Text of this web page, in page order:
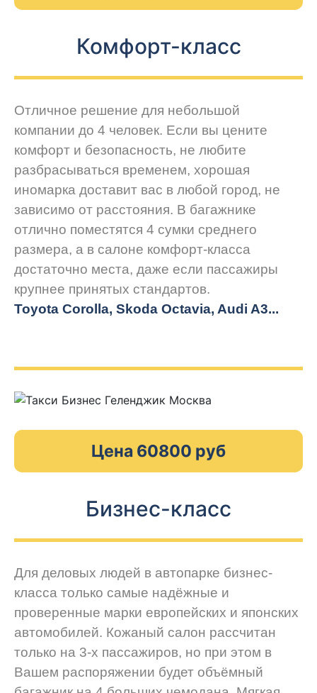
Комфорт-класс
Отличное решение для небольшой
компании до 4 человек. Если вы цените
комфорт и безопасность, не любите
разбрасываться временем, хорошая
иномарка доставит вас в любой город, не
зависимо от расстояния. В багажнике
отлично поместятся 4 сумки среднего
размера, а в салоне комфорт-класса
достаточно места, даже если пассажиры
крупнее принятых стандартов.
Toyota Corolla, Skoda Octavia, Audi A3...
Цена 60800 руб
Бизнес-класс
Для деловых людей в автопарке бизнес-
класса только самые надёжные и
проверенные марки европейских и японских
автомобилей. Кожаный салон рассчитан
только на 3-х пассажиров, но при этом в
Вашем распоряжении будет объёмный